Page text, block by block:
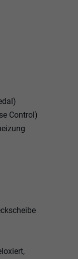
Control)